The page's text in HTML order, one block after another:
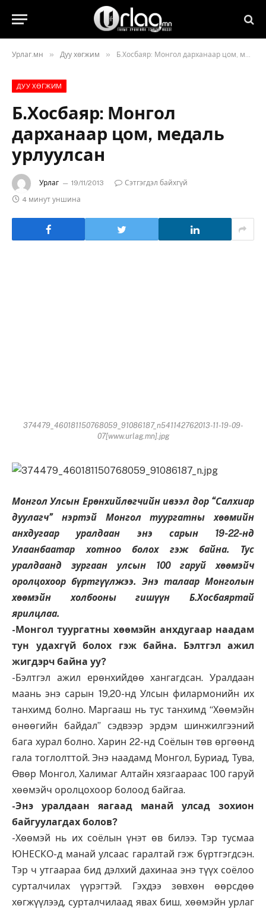
Урлаг.мн » Дуу хөгжим » Б.Хосбаяр: Монгол дарханаар цом, медаль урлуулсан
ДУУ ХӨГЖИМ
Б.Хосбаяр: Монгол
дарханаар цом, медаль
урлуулсан
Урлаг 19/11/2013
Сэтгэгдэл байхгүй
4 минут уншина
374479_460181150768059_91086187_n541142762013-11-19-09-
07[www.urlag.mn].jpg
Монгол Улсын Ерөнхийлөгчийн ивээл дор “Салхиар
дуулагч” нэртэй Монгол туургатны хөөмийн
анхдугаар уралдаан энэ сарын 19-22-нд
Улаанбаатар хотноо болох гэж байна. Тус
уралдаанд зургаан улсын 100 гаруй хөөмэйч
оролцохоор бүртгүүлжээ. Энэ талаар Монголын
хөөмэйн холбооны гишүүн Б.Хосбаяртай
ярилцлаа.
-Монгол туургатны хөөмэйн анхдугаар наадам
тун удахгүй болох гэж байна. Бэлтгэл ажил
жигдэрч байна уу?
-Бэлтгэл ажил ерөнхийдөө хангагдсан. Уралдаан
маань энэ сарын 19,20-нд Улсын филармонийн их
танхимд болно. Маргааш нь тус танхимд “Хөөмэйн
өнөөгийн байдал” сэдвээр эрдэм шинжилгээний
бага хурал болно. Харин 22-нд Соёлын төв өргөөнд
гала тоглолттой. Энэ наадамд Монгол, Буриад, Тува,
Өвөр Монгол, Халимаг Алтайн хязгаараас 100 гаруй
хөөмэйч оролцохоор болоод байгаа.
-Энэ уралдаан яагаад манай улсад зохион
байгуулагдах болов?
-Хөөмэй нь их соёлын үнэт өв билээ. Тэр тусмаа
ЮНЕСКО-д манай улсаас гаралтай гэж бүртгэгдсэн.
Тэр ч утгаараа бид дэлхий дахинаа энэ түүх соёлоо
сурталчилах үүрэгтэй. Гэхдээ зөвхөн өөрсдөө
хөгжүүлээд, сурталчилаад явах биш, хөөмэйн урлаг